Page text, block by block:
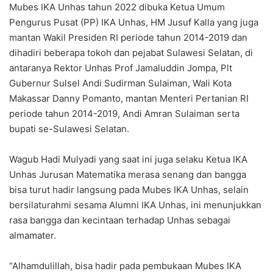
Mubes IKA Unhas tahun 2022 dibuka Ketua Umum
Pengurus Pusat (PP) IKA Unhas, HM Jusuf Kalla yang juga
mantan Wakil Presiden RI periode tahun 2014-2019 dan
dihadiri beberapa tokoh dan pejabat Sulawesi Selatan, di
antaranya Rektor Unhas Prof Jamaluddin Jompa, Plt
Gubernur Sulsel Andi Sudirman Sulaiman, Wali Kota
Makassar Danny Pomanto, mantan Menteri Pertanian RI
periode tahun 2014-2019, Andi Amran Sulaiman serta
bupati se-Sulawesi Selatan.
Wagub Hadi Mulyadi yang saat ini juga selaku Ketua IKA
Unhas Jurusan Matematika merasa senang dan bangga
bisa turut hadir langsung pada Mubes IKA Unhas, selain
bersilaturahmi sesama Alumni IKA Unhas, ini menunjukkan
rasa bangga dan kecintaan terhadap Unhas sebagai
almamater.
“Alhamdulillah, bisa hadir pada pembukaan Mubes IKA